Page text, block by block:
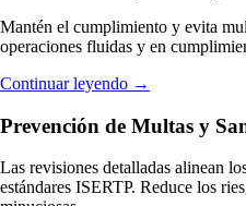
Mantén el cumplimiento y evita
operaciones fluidas y en
Continuar leyendo →
Prevención de Multas y
Las revisiones detalladas alinean
estándares ISERTP. Reduce los